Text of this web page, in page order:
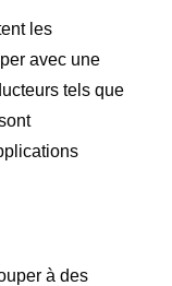
les
avec une
tels que
à des